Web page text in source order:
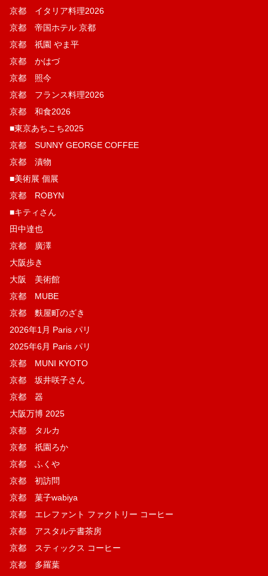
京都 イタリア料理2026
京都 帝国ホテル 京都
京都 祇園 やま平
京都 かはづ
京都 照今
京都 フランス料理2026
京都 和食2026
■東京あちこち2025
京都 SUNNY GEORGE COFFEE
京都 漬物
■美術展 個展
京都 ROBYN
■キティさん
田中達也
京都 廣澤
大阪歩き
大阪 美術館
京都 MUBE
京都 麩屋町のざき
2026年1月 Paris パリ
2025年6月 Paris パリ
京都 MUNI KYOTO
京都 坂井咲子さん
京都 器
大阪万博 2025
京都 タルカ
京都 祇園ろか
京都 ふくや
京都 初訪問
京都 菓子wabiya
京都 エレファント ファクトリー コーヒー
京都 アスタルテ書茶房
京都 スティックス コーヒー
京都 多羅葉